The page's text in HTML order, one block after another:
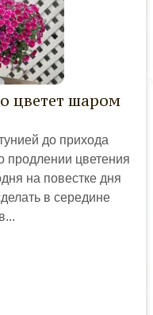
цветет шаром
до прихода
продлении цветения
на повестке дня
в середине